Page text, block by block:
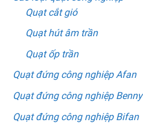
Quạt cắt gió
Quạt hút âm trần
Quạt ốp trần
Quạt đứng công nghiệp Afan
Quạt đứng công nghiệp Benny
Quạt đứng công nghiệp Bifan